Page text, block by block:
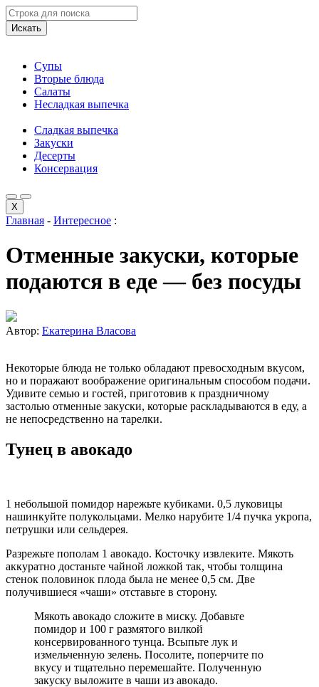
Искать
Супы
Вторые блюда
Салаты
Несладкая выпечка
Сладкая выпечка
Закуски
Десерты
Консервация
X
Главная - Интересное :
Отменные закуски, которые
подаются в еде — без посуды
Автор: Екатерина Власова
Некоторые блюда не только обладают превосходным вкусом,
но и поражают воображение оригинальным способом подачи.
Удивите семью и гостей, приготовив к праздничному
застолью отменные закуски, которые раскладываются в еду, а
не непосредственно на тарелки.
Тунец в авокадо
1 небольшой помидор нарежьте кубиками. 0,5 луковицы
нашинкуйте полукольцами. Мелко нарубите 1/4 пучка укропа,
петрушки или сельдерея.
Разрежьте пополам 1 авокадо. Косточку извлеките. Мякоть
аккуратно достаньте чайной ложкой так, чтобы толщина
стенок половинок плода была не менее 0,5 см. Две
получившиеся «чаши» отставьте в сторону.
Мякоть авокадо сложите в миску. Добавьте
помидор и 100 г размятого вилкой
консервированного тунца. Всыпьте лук и
измельченную зелень. Посолите, поперчите по
вкусу и тщательно перемешайте. Полученную
закуску выложите в чаши из авокадо.